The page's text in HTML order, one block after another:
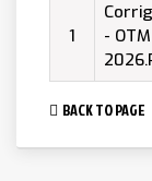
1
- OTM Odd-Even Semester March
BACK TO PAGE